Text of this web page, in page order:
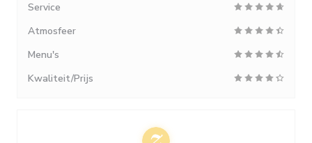
Service
Atmosfeer
Menu's
Kwaliteit/Prijs